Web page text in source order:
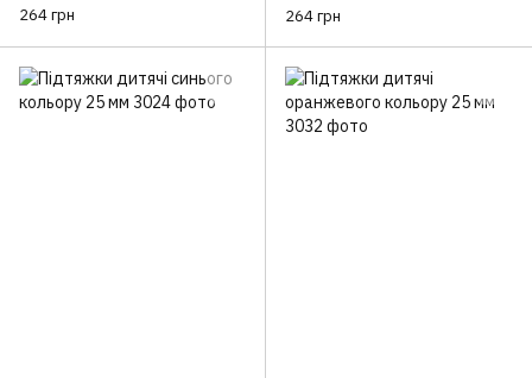
264 грн
264 грн